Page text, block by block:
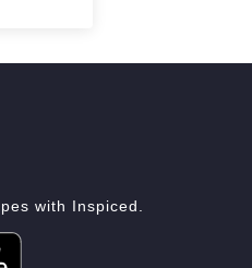
with Inspiced.